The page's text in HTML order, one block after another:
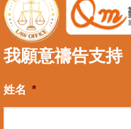
我願意禱告支持
姓名 *